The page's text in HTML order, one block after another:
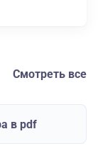
Смотреть все
в pdf